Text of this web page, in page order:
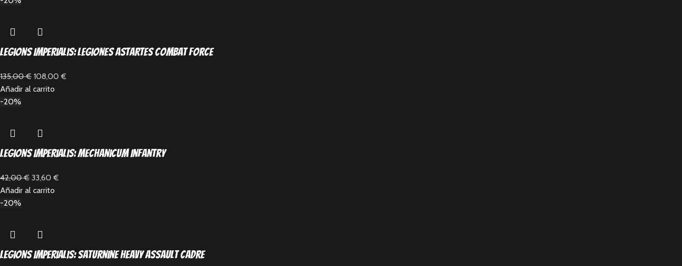
Legions Imperialis: Legiones Astartes Combat Force
135,00€ 108,00 €
Añadir al carrito
-20%
Legions Imperialis: Mechanicum Infantry
42,00€ 33,60 €
Añadir al carrito
-20%
Legions Imperialis: Saturnine Heavy Assault Cadre